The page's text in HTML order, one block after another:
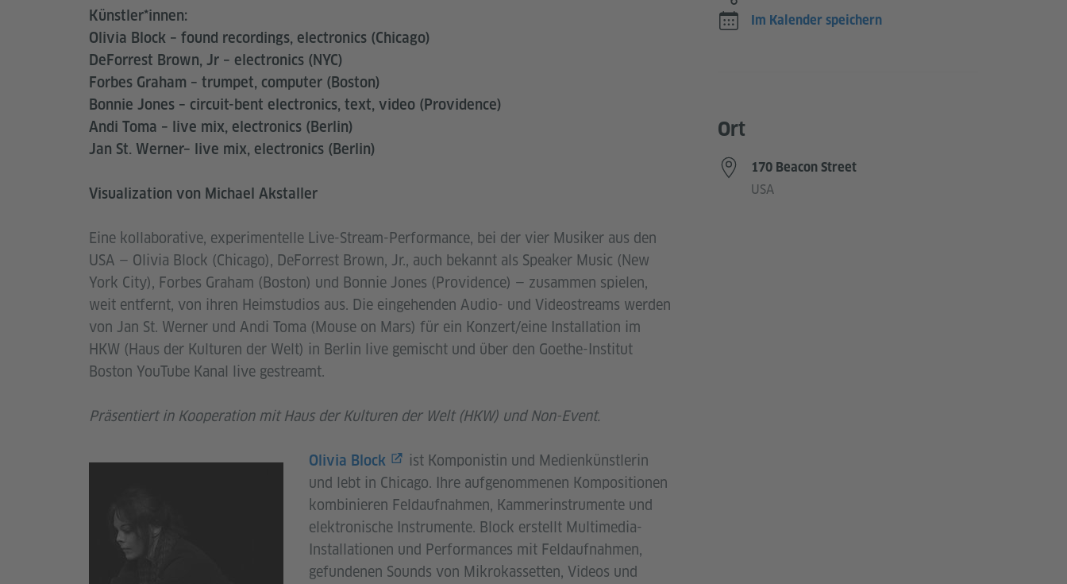
Künstler*innen:
Olivia Block – found recordings, electronics (Chicago)
DeForrest Brown, Jr – electronics (NYC)
Forbes Graham – trumpet, computer (Boston)
Bonnie Jones – circuit-bent electronics, text, video (Providence)
Andi Toma – live mix, electronics (Berlin)
Jan St. Werner– live mix, electronics (Berlin)
Visualization von Michael Akstaller
Eine kollaborative, experimentelle Live-Stream-Performance, bei der vier Musiker aus den
USA — Olivia Block (Chicago), DeForrest Brown, Jr., auch bekannt als Speaker Music (New
York City), Forbes Graham (Boston) und Bonnie Jones (Providence) — zusammen spielen,
weit entfernt, von ihren Heimstudios aus. Die eingehenden Audio- und Videostreams werden
von Jan St. Werner und Andi Toma (Mouse on Mars) für ein Konzert/eine Installation im
HKW (Haus der Kulturen der Welt) in Berlin live gemischt und über den Goethe-Institut
Boston YouTube Kanal live gestreamt.
Präsentiert in Kooperation mit Haus der Kulturen der Welt (HKW) und Non-Event.
Olivia Block
ist Komponistin und Medienkünstlerin
und lebt in Chicago. Ihre aufgenommenen Kompositionen
kombinieren Feldaufnahmen, Kammerinstrumente und
elektronische Instrumente. Block erstellt Multimedia-
Installationen und Performances mit Feldaufnahmen,
gefundenen Sounds von Mikrokassetten, Videos und
Im Kalender speichern
Ort
170 Beacon Street
USA